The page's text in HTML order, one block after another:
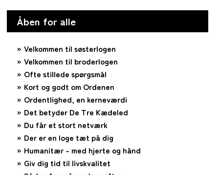
Åben for alle
Velkommen til søsterlogen
Velkommen til broderlogen
Ofte stillede spørgsmål
Kort og godt om Ordenen
Ordentlighed, en kerneværdi
Det betyder De Tre Kædeled
Du får et stort netværk
Der er en loge tæt på dig
Humanitær – med hjerte og hånd
Giv dig tid til livskvalitet